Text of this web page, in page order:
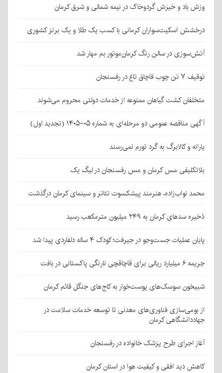
وزش باد و خیزش گردوخاک در نیمه شمالی و شرق کرمان
درخشش اسکیت‌سواران کرمانی با کسب یک طلا و یک برنز کشوری
آتش‌سوزی در سالن رنگ کرمان‌موتور بم مهار شد
توقیف ۷ تن چوب قاچاق تاغ در رفسنجان
متخلفان کشت گیاهان ممنوعه از خدمات دولتی محروم می‌شوند
آگهی مناقصه عمومی دو مرحله‌ای به شماره ۰۵-۱۴۰۵ (تجدید اول)
یارانه و کالابرگ به گرد تورم نمی‌رسند
بلاتکلیفی مس کرمان و مس رفسنجان در لیگ یک
محمد نواب‌زاده، هنرمند پیشکسوت تئاتر و سینمای کرمان درگذشت
ذخیره سدهای کرمان به ۲۴۹ میلیون مترمکعب رسید
پایان عملیات جست‌وجو در جیرفت؛ کودک ۴ ساله دلفاردی پیدا شد
جریمه ۶ میلیارد ریالی برای قاچاقچی نارنگی پاکستانی در بافت
شبیخون سوسک‌های پوست‌خوار به کاج‌های جنگل قائم کرمان
از بومی‌سازی فناوری‌های معدنی تا توسعه خدمات سلامت در
جهاددانشگاهی کرمان
آغاز اجرای طرح پزشک خانواده در رفسنجان
کاهش دید افقی و کیفیت هوا در استان کرمان